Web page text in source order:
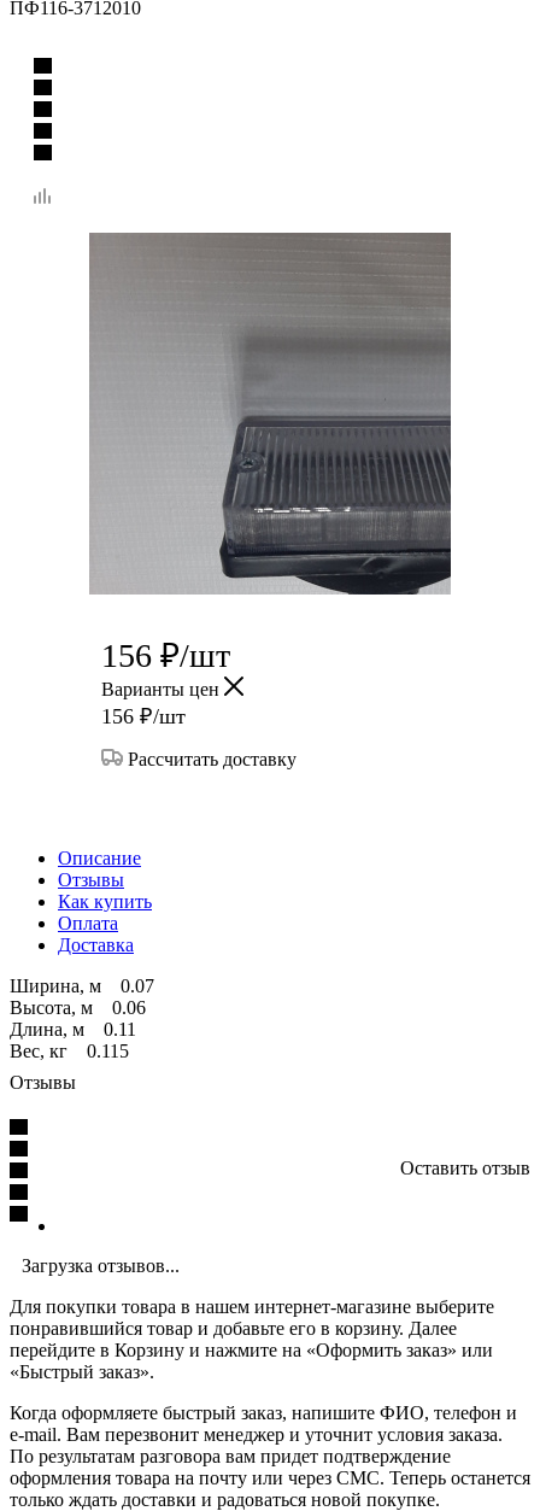
ПФ116-3712010
156 ₽/шт
Варианты цен
156 ₽/шт
Рассчитать доставку
Описание
Отзывы
Как купить
Оплата
Доставка
Ширина, м 0.07
Высота, м 0.06
Длина, м 0.11
Вес, кг 0.115
Отзывы
Оставить отзыв
Загрузка отзывов...
Для покупки товара в нашем интернет-магазине выберите
понравившийся товар и добавьте его в корзину. Далее
перейдите в Корзину и нажмите на «Оформить заказ» или
«Быстрый заказ».
Когда оформляете быстрый заказ, напишите ФИО, телефон и
e-mail. Вам перезвонит менеджер и уточнит условия заказа.
По результатам разговора вам придет подтверждение
оформления товара на почту или через СМС. Теперь останется
только ждать доставки и радоваться новой покупке.